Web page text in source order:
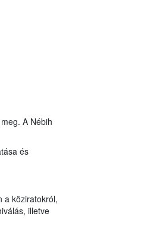
A Nébih
és
a köziratokról,
illetve